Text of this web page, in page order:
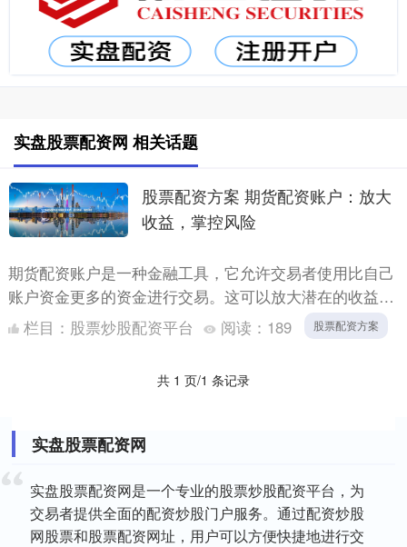
实盘股票配资网 相关话题
股票配资方案 期货配资账户：放大
收益，掌控风险
期货配资账户是一种金融工具，它允许交易者使用比自己
账户资金更多的资金进行交易。这可以放大潜在的收益，
但也增加了风险。 2. 平均成本：按月买入股票可以避免
因为市....
栏目： 股票炒股配资平台 阅读： 189 股票配资方案
共 1 页/1 条记录
实盘股票配资网
实盘股票配资网是一个专业的股票炒股配资平台，为
交易者提供全面的配资炒股门户服务。通过配资炒股
网股票和股票配资网址，用户可以方便快捷地进行交